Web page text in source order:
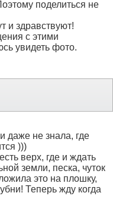
поделиться не
и здравствуют!
с этими
увидеть фото.
даже не знала, где
)))
верх, где и ждать
земли, песка, чуток
это на плошку,
Теперь жду когда